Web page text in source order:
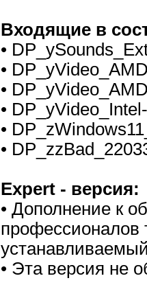
Входящие в
•
•
•
•
•
•
Expert - версия:
• Дополнение к
профессионалов
• Эта версия не